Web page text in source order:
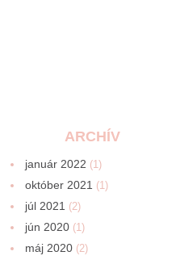
ARCHÍV
január 2022 (1)
október 2021 (1)
júl 2021 (2)
jún 2020 (1)
máj 2020 (2)